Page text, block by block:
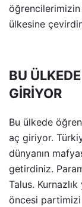
öğrencilerimizin
ülkesine
BU
GİRİYOR
Bu ülkede
aç giriyor.
dünyanın
getirdiniz.
Talus.
öncesi partimizi